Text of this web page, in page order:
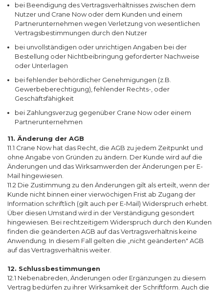
bei Beendigung des Vertragsverhältnisses zwischen dem
Nutzer und Crane Now oder dem Kunden und einem
Partnerunternehmen wegen Verletzung von wesentlichen
Vertragsbestimmungen durch den Nutzer
bei unvollständigen oder unrichtigen Angaben bei der
Bestellung oder Nichtbeibringung geforderter Nachweise
oder Unterlagen
bei fehlender behördlicher Genehmigungen (z.B.
Gewerbeberechtigung), fehlender Rechts-, oder
Geschäftsfähigkeit
bei Zahlungsverzug gegenüber Crane Now oder einem
Partnerunternehmen
11. Änderung der AGB
11.1 Crane Now hat das Recht, die AGB zu jedem Zeitpunkt und
ohne Angabe von Gründen zu ändern. Der Kunde wird auf die
Änderungen und das Wirksamwerden der Änderungen per E-
Mail hingewiesen.
11.2 Die Zustimmung zu den Änderungen gilt als erteilt, wenn der
Kunde nicht binnen einer vierwöchigen Frist ab Zugang der
Information schriftlich (gilt auch per E-Mail) Widerspruch erhebt.
Über diesen Umstand wird in der Verständigung gesondert
hingewiesen. Bei rechtzeitigem Widerspruch durch den Kunden
finden die geänderten AGB auf das Vertragsverhältnis keine
Anwendung. In diesem Fall gelten die „nicht geänderten" AGB
auf das Vertragsverhältnis weiter.
12. Schlussbestimmungen
12.1 Nebenabreden, Änderungen oder Ergänzungen zu diesem
Vertrag bedürfen zu ihrer Wirksamkeit der Schriftform. Auch die